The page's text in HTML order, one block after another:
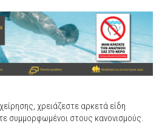
χρειάζεστε αρκετά είδη
συμμορφωμένοι στους κανονισμούς.